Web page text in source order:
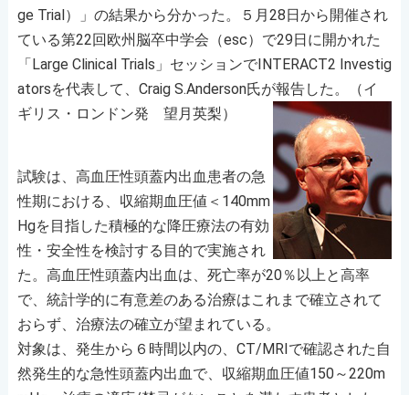
ge Trial）」の結果から分かった。５月28日から開催され
ている第22回欧州脳卒中学会（esc）で29日に開かれた
「Large Clinical Trials」セッションでINTERACT2 Investig
atorsを代表して、Craig S.Anderson氏が報告した。（イ
ギリス・ロンドン発 望月英梨）
試験は、高血圧性頭蓋内出血患者の急
性期における、収縮期血圧値＜140mm
Hgを目指した積極的な降圧療法の有効
性・安全性を検討する目的で実施され
た。高血圧性頭蓋内出血は、死亡率が20％以上と高率
で、統計学的に有意差のある治療はこれまで確立されて
おらず、治療法の確立が望まれている。
対象は、発生から６時間以内の、CT/MRIで確認された自
然発生的な急性頭蓋内出血で、収縮期血圧値150～220m